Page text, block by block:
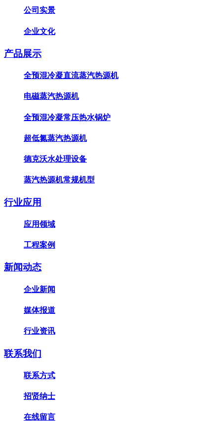
公司实景
企业文化
产品展示
全预混冷凝直流蒸汽热源机
电磁蒸汽热源机
全预混冷凝常压热水锅炉
超低氮蒸汽热源机
德克沃水处理设备
蒸汽热源机常规机型
行业应用
应用领域
工程案例
新闻动态
企业新闻
媒体报道
行业资讯
联系我们
联系方式
招贤纳士
在线留言